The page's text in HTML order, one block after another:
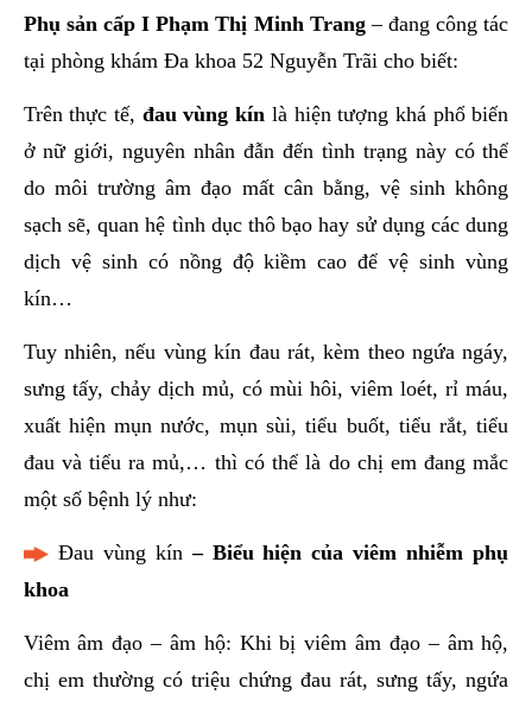
Phụ sản cấp I Phạm Thị Minh Trang– đang công tác
tại phòng khám Đa khoa 52 Nguyễn Trãi cho biết:
Trên thực tế, đau vùng kín là hiện tượng khá phổ biến
ở nữ giới, nguyên nhân đẫn đến tình trạng này có thể
do môi trường âm đạo mất cân bằng, vệ sinh không
sạch sẽ, quan hệ tình dục thô bạo hay sử dụng các dung
dịch vệ sinh có nồng độ kiềm cao để vệ sinh vùng
kín…
Tuy nhiên, nếu vùng kín đau rát, kèm theo ngứa ngáy,
sưng tấy, chảy dịch mủ, có mùi hôi, viêm loét, rỉ máu,
xuất hiện mụn nước, mụn sùi, tiểu buốt, tiểu rắt, tiểu
đau và tiểu ra mủ,… thì có thể là do chị em đang mắc
một số bệnh lý như:
Đau vùng kín – Biểu hiện của viêm nhiễm phụ
khoa
Viêm âm đạo – âm hộ: Khi bị viêm âm đạo – âm hộ,
chị em thường có triệu chứng đau rát, sưng tấy, ngứa